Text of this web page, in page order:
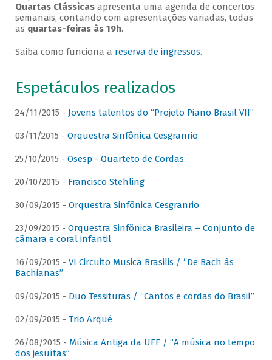
Quartas Clássicasapresenta uma agenda de concertos
semanais, contando com apresentações variadas, todas
as quartas-feiras às 19h.
Saiba como funciona a reserva de ingressos.
Espetáculos realizados
24/11/2015 - Jovens talentos do “Projeto Piano Brasil VII”
03/11/2015 - Orquestra Sinfônica Cesgranrio
25/10/2015 - Osesp - Quarteto de Cordas
20/10/2015 - Francisco Stehling
30/09/2015 - Orquestra Sinfônica Cesgranrio
23/09/2015 - Orquestra Sinfônica Brasileira – Conjunto de
câmara e coral infantil
16/09/2015 - VI Circuito Musica Brasilis / “De Bach às
Bachianas”
09/09/2015 - Duo Tessituras / “Cantos e cordas do Brasil”
02/09/2015 - Trio Arqué
26/08/2015 - Música Antiga da UFF / “A música no tempo
dos jesuítas”